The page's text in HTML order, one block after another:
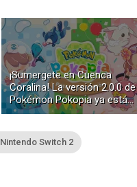
¡Sumergete en Cuenca
Coralina! La versión 2.0.0 de
Pokémon Pokopia ya está
disponible con buceo y
Nintendo Switch 2